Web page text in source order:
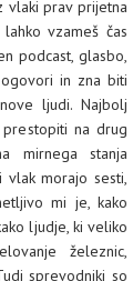
vlaki prav prijetna
vzameš čas
podcast, glasbo,
in zna biti
ljudi. Najbolj
na drug
mirnega stanja
morajo sesti,
mi je, kako
ljudje, ki veliko
železnic,
sprevodniki so